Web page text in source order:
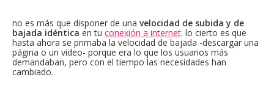
no es más que disponer de una velocidad de subida y de
bajada idéntica en tu conexión a internet. lo cierto es que
hasta ahora se primaba la velocidad de bajada -descargar una
página o un vídeo- porque era lo que los usuarios más
demandaban, pero con el tiempo las necesidades han
cambiado.